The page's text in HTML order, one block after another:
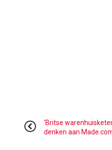
‘Britse
denken aan